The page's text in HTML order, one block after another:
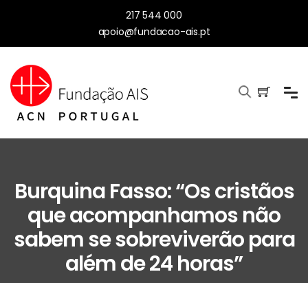
217 544 000
apoio@fundacao-ais.pt
Burquina Fasso: “Os cristãos
que acompanhamos não
sabem se sobreviverão para
além de 24 horas”